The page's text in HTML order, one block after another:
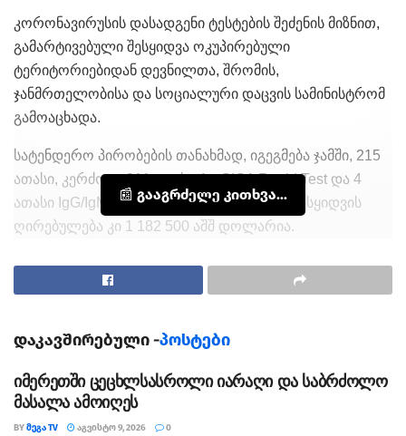
კორონავირუსის დასადგენი ტესტების შეძენის მიზნით,
გამარტივებული შესყიდვა ოკუპირებული
ტერიტორიებიდან დევნილთა, შრომის,
ჯანმრთელობისა და სოციალური დაცვის სამინისტრომ
გამოაცხადა.
სატენდერო პირობების თანახმად, იგეგმება ჯამში, 215
ათასი, კერძოდ, 211 ათასი Ag GICA Rapid Test და 4
ათასი IgG/IgM GICA Rapid Test-ის შეძენა. შესყიდვის
ღირებულება კი 1 182 500 აშშ დოლარია.
ტესტების შესყიდვის მიზნით, ხელშეკრულება უკვე
გაფორმდა Shenzhen Bioeasy Biotechnology-სთან.
📰 გააგრძელე კითხვა...
დაკავშირებული -პოსტები
იმერეთში ცეცხლსასროლი იარაღი და საბრძოლო
მასალა ამოიღეს
BYᲛᲔᲒᲐ TV ᲐᲒᲕᲘᲡᲢᲝ 9, 2026 0